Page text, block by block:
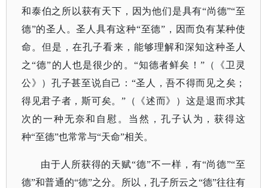
和泰伯之所以获有天下，因为他们是具有“尚德”“至
德”的圣人。圣人具有这种“至德”，因而负有某种使
命。但是，在孔子看来，能够理解和深知这种圣人
之“德”的人也是很少的。“知德者鲜矣！”（
《卫灵
公》 ）孔子甚至说自己： “圣人，吾不得而见之矣；
得见君子者，斯可矣。”（
《述而》
）这是退而求其
次的一种无奈和自慰。当然，孔子认为，获得这
种“至德”也常常与“天命”相关。
由于人所获得的天赋“德”不一样，有“尚德”“至
德”和普通的“德”之分。所以，孔子所云之“德”往往有